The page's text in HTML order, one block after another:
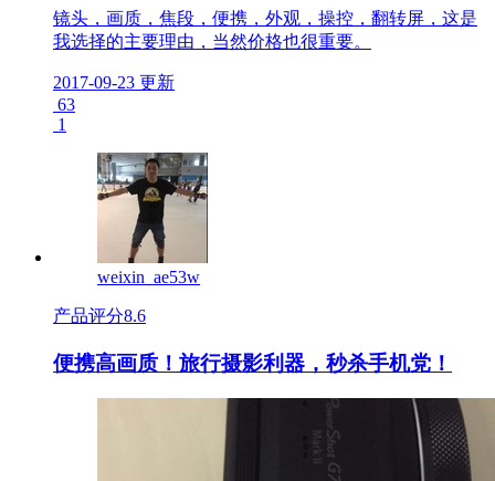
镜头，画质，焦段，便携，外观，操控，翻转屏，这是
我选择的主要理由，当然价格也很重要。
2017-09-23 更新
63
1
weixin_ae53w
产品评分8.6
便携高画质！旅行摄影利器，秒杀手机党！